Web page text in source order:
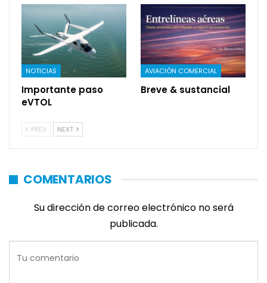
NOTICIAS
Importante paso
eVTOL
AVIACIÓN COMERCIAL
Breve & sustancial
PREV NEXT
COMENTARIOS
Su dirección de correo electrónico no será
publicada.